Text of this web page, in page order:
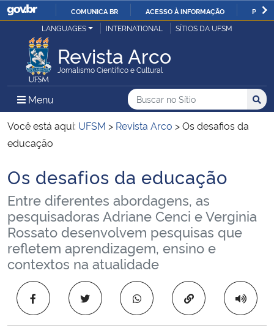
IR
O
COMUNICA BR ACESSO À INFORMAÇÃO
Ministério da Justiça e Segurança Pública
Ministério da Defesa
Ministério das Relações Exteriores
Ministério da Infraestrutura
Ministério da Agricultura, Pecuária e Abastecimento
Ministério da Educação
Ministério da Cidadania
Ministério da Saúde
LANGUAGES INTERNATIONAL SÍTIOS DA UFSM
Revista Arco
Jornalismo Científico e Cultural
Menu Menu Principal do Sítio
Busca
Buscar no no Sítio
Busca:
Você está aqui: UFSM > Revista Arco >Os desafios da
educação
Início do conteúdo
Os desafios da educação
Entre diferentes abordagens, as
pesquisadoras Adriane Cenci e Verginia
Rossato desenvolvem pesquisas que
refletem aprendizagem, ensino e
contextos na atualidade
Copiar para área